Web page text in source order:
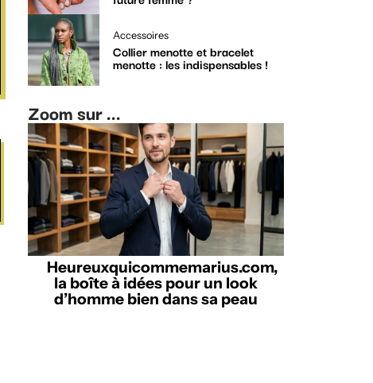
Accessoires
Collier menotte et bracelet
menotte : les indispensables !
Zoom sur ...
Heureuxquicommemarius.com,
la boîte à idées pour un look
d’homme bien dans sa peau